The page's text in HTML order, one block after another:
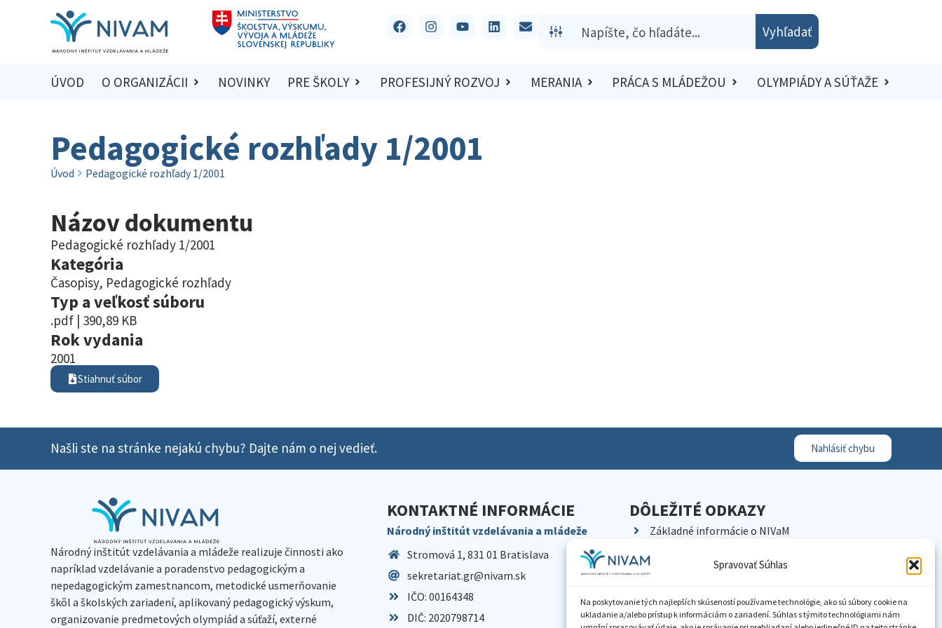
Spravovať Súhlas
Na poskytovanie tých najlepších skúseností používame technológie, ako sú súbory cookie na
ukladanie a/alebo prístup k informáciám o zariadení. Súhlas s týmito technológiami nám
Vyhľadať
ÚVOD O ORGANIZÁCII NOVINKY PRE ŠKOLY PROFESIJNÝ ROZVOJ MERANIA PRÁCA S MLÁDEŽOU OLYMPIÁDY A SÚŤAŽE
Pedagogické rozhľady 1/2001
Úvod Pedagogické rozhľady 1/2001
Názov dokumentu
Pedagogické rozhľady 1/2001
Kategória
Časopisy, Pedagogické rozhľady
Typ a veľkosť súboru
.pdf | 390,89 KB
Rok vydania
2001
Stiahnuť súbor
Našli ste na stránke nejakú chybu? Dajte nám o nej vedieť. Nahlásiť chybu
Národný inštitút vzdelávania a mládeže realizuje činnosti ako
napríklad vzdelávanie a poradenstvo pedagogickým a
nepedagogickým zamestnancom, metodické usmerňovanie
škôl a školských zariadení, aplikovaný pedagogický výskum,
organizovanie predmetových olympiád a súťaží, externé
KONTAKTNÉ INFORMÁCIE
Národný inštitút vzdelávania a mládeže
Stromová 1, 831 01 Bratislava
sekretariat.gr@nivam.sk
IČO: 00164348
DIČ: 2020798714
DÔLEŽITÉ ODKAZY
Základné informácie o NIVaM
Kariéra
Pracoviská NIVaM